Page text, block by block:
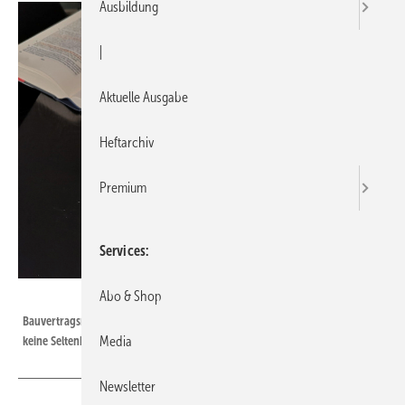
­Bauvertragsrechtliche Streitigkeiten um die ­geschuldete Vergütung sind
keine Seltenheit.
Ausbildung
Aktuelle Ausgabe
Heftarchiv
Premium
Services
Abo & Shop
Media
Newsletter